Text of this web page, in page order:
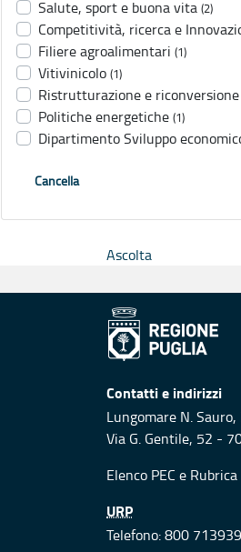
Salute, sport e buona vita (2)
Competitività, ricerca e
Filiere agroalimentari (1)
Vitivinicolo (1)
Ristrutturazione e
Politiche energetiche (1)
Dipartimento Sviluppo
Cancella
Ascolta
Contatti e indirizzi
Lungomare N.
Via G. Gentile, 52 -
Elenco PEC e Rubrica
URP
Telefono: 800 713939